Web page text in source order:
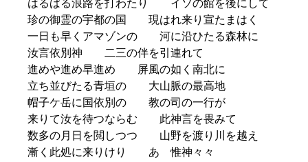
はるばる浪路を打わたり イソの館を後にして
珍の御霊の宇都の国 現はれ来り宣たまはく
一日も早くアマゾンの 河に沿ひたる森林に
汝言依別神 二三の伴を引連れて
進めや進め早進め 屏風の如く南北に
立ち並びたる青垣の 大山脈の最高地
帽子ケ岳に国依別の 教の司の一行が
来りて汝を待つならむ 此神言を畏みて
数多の月日を閲しつつ 山野を渡り川を越え
漸く此処に来りけり あゝ惟神々々